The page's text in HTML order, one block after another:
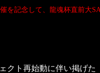
を記念して、龍魂杯直前大
クト再始動に伴い掲げた